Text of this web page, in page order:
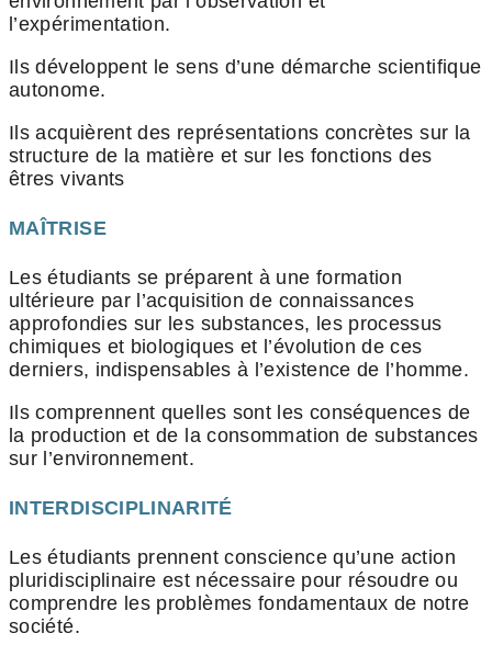
l’expérimentation.
Ils développent le sens d’une démarche scientifique
autonome.
Ils acquièrent des représentations concrètes sur la
structure de la matière et sur les fonctions des
êtres vivants
MAÎTRISE
Les étudiants se préparent à une formation
ultérieure par l’acquisition de connaissances
approfondies sur les substances, les processus
chimiques et biologiques et l’évolution de ces
derniers, indispensables à l’existence de l’homme.
Ils comprennent quelles sont les conséquences de
la production et de la consommation de substances
sur l’environnement.
INTERDISCIPLINARITÉ
Les étudiants prennent conscience qu’une action
pluridisciplinaire est nécessaire pour résoudre ou
comprendre les problèmes fondamentaux de notre
société.